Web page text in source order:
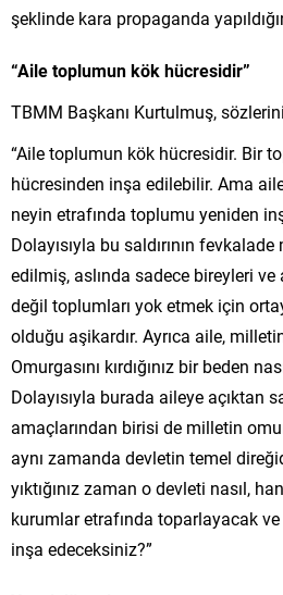
şeklinde kara propaganda
“Aile toplumun kök hücresidir”
TBMM Başkanı Kurtulmuş,
“Aile toplumun kök hücresidir. Bir
hücresinden inşa edilebilir. Ama
neyin etrafında toplumu yeniden
Dolayısıyla bu saldırının
edilmiş, aslında sadece bireyleri
değil toplumları yok etmek için
olduğu aşikardır. Ayrıca aile,
Omurgasını kırdığınız bir beden
Dolayısıyla burada aileye açıktan
amaçlarından birisi de milletin
aynı zamanda devletin temel
yıktığınız zaman o devleti nasıl,
kurumlar etrafında toparlayacak ve
inşa edeceksiniz?”